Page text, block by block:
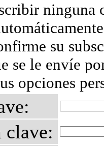
ninguna
su
se le envíe
opciones